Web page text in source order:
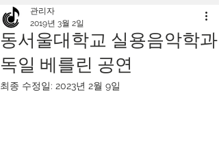
동서울대학교 실용음악학과
독일 베를린 공연
관리자
2019년 3월 2일
최종 수정일: 2023년 2월 9일